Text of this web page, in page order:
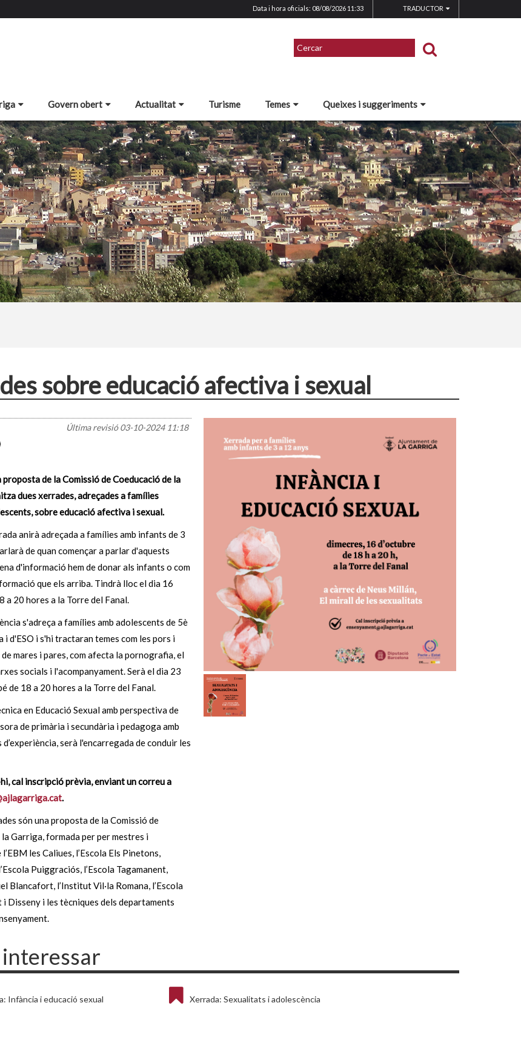
Data i hora oficials: 08/08/2026 11:33 TRADUCTOR
Govern obert Actualitat Turisme Temes Queixes i suggeriments
sobre educació afectiva i sexual
Última revisió03-10-2024 11:18
proposta de la Comissió de Coeducació de la
dues xerrades, adreçades a famílies
sobre educació afectiva i sexual.
anirà adreçada a famílies amb infants de 3
de quan començar a parlar d'aquests
d'informació hem de donar als infants o com
que els arriba. Tindrà lloc el dia 16
a 20 hores a la Torre del Fanal.
s'adreça a famílies amb adolescents de 5è
i d'ESO i s'hi tractaran temes com les pors i
mares i pares, com afecta la pornografia, el
socials i l'acompanyament. Serà el dia 23
de 18 a 20 hores a la Torre del Fanal.
en Educació Sexual amb perspectiva de
de primària i secundària i pedagoga amb
d’experiència, serà l'encarregada de conduir les
cal inscripció prèvia, enviant un correu a
.
són una proposta de la Comissió de
Garriga, formada per per mestres i
les Caliues, l’Escola Els Pinetons,
Puiggraciós, l’Escola Tagamanent,
Blancafort, l’Institut Vil·la Romana, l’Escola
i Disseny i les tècniques dels departaments
Infància i educació sexual Xerrada: Sexualitats i adolescència